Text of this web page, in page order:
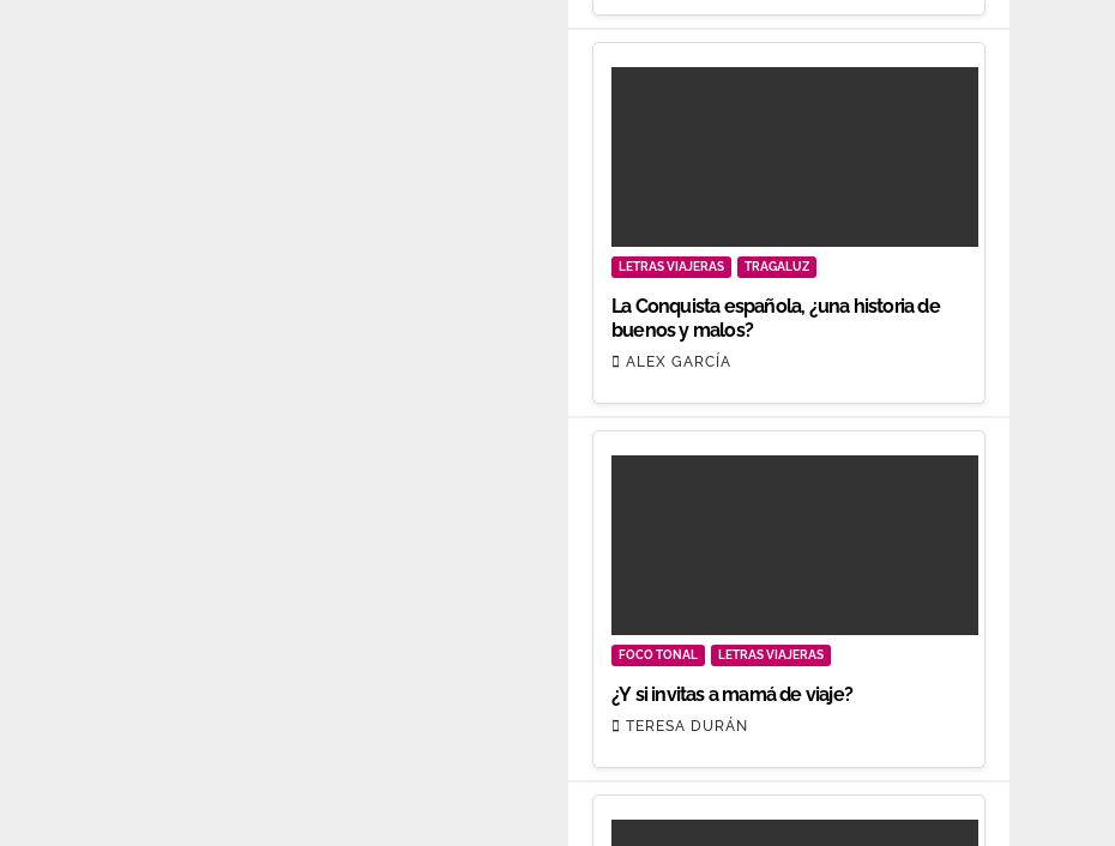
LETRAS VIAJERAS TRAGALUZ
La Conquista española, ¿una historia de
buenos y malos?
ALEX GARCÍA
FOCO TONAL LETRAS VIAJERAS
¿Y si invitas a mamá de viaje?
TERESA DURÁN